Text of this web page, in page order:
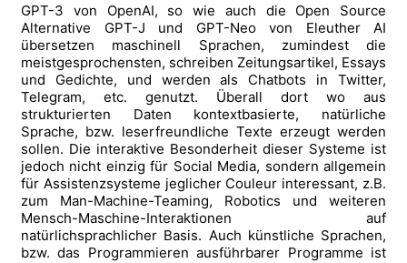
GPT-3 von OpenAI, so wie auch die Open Source
Alternative GPT-J und GPT-Neo von Eleuther AI
übersetzen maschinell Sprachen, zumindest die
meistgesprochensten, schreiben Zeitungsartikel, Essays
und Gedichte, und werden als Chatbots in Twitter,
Telegram, etc. genutzt. Überall dort wo aus
strukturierten Daten kontextbasierte, natürliche
Sprache, bzw. leserfreundliche Texte erzeugt werden
sollen. Die interaktive Besonderheit dieser Systeme ist
jedoch nicht einzig für Social Media, sondern allgemein
für Assistenzsysteme jeglicher Couleur interessant, z.B.
zum Man-Machine-Teaming, Robotics und weiteren
Mensch-Maschine-Interaktionen auf
natürlichsprachlicher Basis. Auch künstliche Sprachen,
bzw. das Programmieren ausführbarer Programme ist